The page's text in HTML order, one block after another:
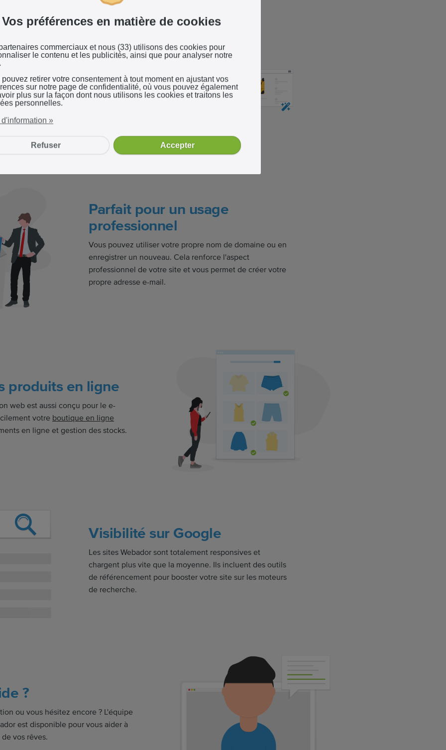
site internet avec
le site internet que vous souhaitez
du reste. Tout ce que vous
et d’ajuster en fonction
Parfait pour un usage
professionnel
Vous pouvez utiliser votre propre nom de domaine ou en
enregistrer un nouveau. Cela renforce l'aspect
professionnel de votre site et vous permet de créer votre
propre adresse e-mail.
produits en ligne
web est aussi conçu pour le e-
votre boutique en ligne
en ligne et gestion des stocks.
Visibilité sur Google
Les sites Webador sont totalement responsives et
chargent plus vite que la moyenne. Ils incluent des outils
de référencement pour booster votre site sur les moteurs
de recherche.
?
ou vous hésitez encore ? L'équipe
est disponible pour vous aider à
vos rêves.
Vos préférences en matière de cookies
commerciaux et nous (33) utilisons des cookies pour
le contenu et les publicités, ainsi que pour analyser notre
pouvez retirer votre consentement à tout moment en ajustant vos
sur notre page de confidentialité, où vous pouvez également
plus sur la façon dont nous utilisons les cookies et traitons les
personnelles.
d'information »
Refuser Accepter